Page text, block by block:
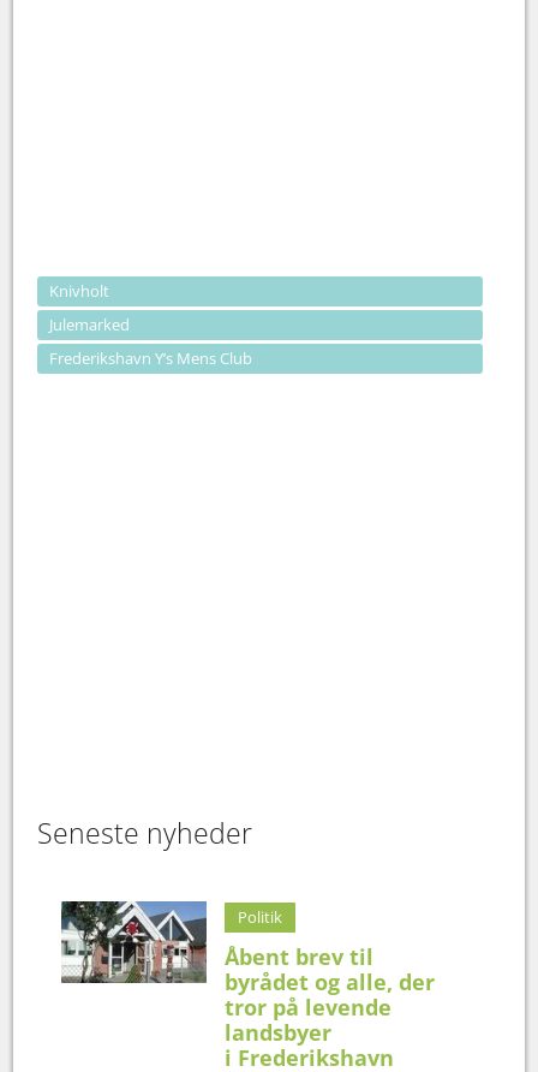
Knivholt
Julemarked
Frederikshavn Y’s Mens Club
Seneste nyheder
Politik
Åbent brev til
byrådet og alle, der
tror på levende
landsbyer
i Frederikshavn